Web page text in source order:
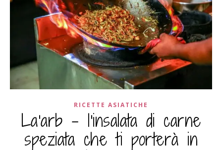
RICETTE ASIATICHE
La'arb – l'insalata di carne
speziata che ti porterà in